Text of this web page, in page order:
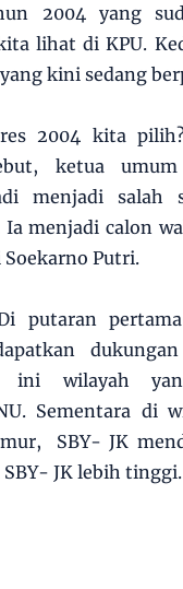
2004 yang
lihat di KPU.
kini sedang
2004 kita
ketua
menjadi salah
menjadi calon
Putri.
putaran
ini wilayah
Sementara di
SBY- JK
SBY- JK lebih tinggi.